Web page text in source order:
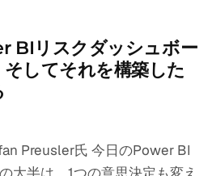
BIリスクダッシュボー
してそれを構築した
Preusler氏 今日のPower BI